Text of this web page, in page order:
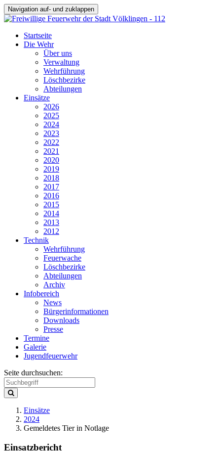
Navigation auf- und zuklappen
Startseite
Die Wehr
Über uns
Verwaltung
Wehrführung
Löschbezirke
Abteilungen
Einsätze
2026
2025
2024
2023
2022
2021
2020
2019
2018
2017
2016
2015
2014
2013
2012
Technik
Wehrführung
Feuerwache
Löschbezirke
Abteilungen
Archiv
Infobereich
News
Bürgerinformationen
Downloads
Presse
Termine
Galerie
Jugendfeuerwehr
Seite durchsuchen:
Einsätze
2024
Gemeldetes Tier in Notlage
Einsatzbericht